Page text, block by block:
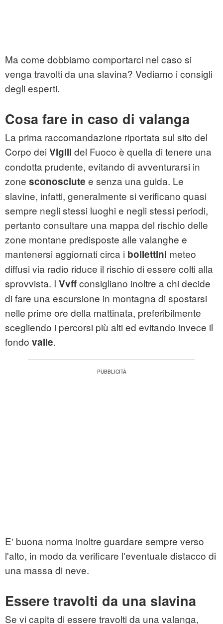
Ma come dobbiamo comportarci nel caso si
venga travolti da una slavina? Vediamo i consigli
degli esperti.
Cosa fare in caso di valanga
La prima raccomandazione riportata sul sito del
Corpo dei Vigili del Fuoco è quella di tenere una
condotta prudente, evitando di avventurarsi in
zone sconosciute e senza una guida. Le
slavine, infatti, generalmente si verificano quasi
sempre negli stessi luoghi e negli stessi periodi,
pertanto consultare una mappa del rischio delle
zone montane predisposte alle valanghe e
mantenersi aggiornati circa i bollettini meteo
diffusi via radio riduce il rischio di essere colti alla
sprovvista. I Vvffconsigliano inoltre a chi decide
di fare una escursione in montagna di spostarsi
nelle prime ore della mattinata, preferibilmente
scegliendo i percorsi più alti ed evitando invece il
fondo valle.
E' buona norma inoltre guardare sempre verso
l'alto, in modo da verificare l'eventuale distacco di
una massa di neve.
Essere travolti da una slavina
Se vi capita di essere travolti da una valanga,